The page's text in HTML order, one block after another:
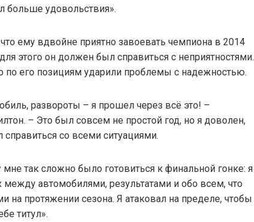
больше удовольствия».
ему вдвойне приятно завоевать чемпиона в 2014
этого он должен был справиться с неприятностями.
по его позициям ударили проблемы с надежностью.
развороты – я прошел через всё это! –
– Это был совсем не простой год, но я доволен,
справиться со всеми ситуациями.
так сложно было готовиться к финальной гонке: я
между автомобилями, результатами и обо всем, что
на протяжении сезона. Я атаковал на пределе, чтобы
титул».